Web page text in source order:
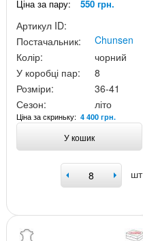
Ціна за пару: 550 грн.
Артикул ID:
Постачальник:
Chunsen
Колір:
чорний
У коробці пар:
8
Розміри:
36-41
Сезон:
літо
Ціна за скриньку: 4 400 грн.
У кошик
шт